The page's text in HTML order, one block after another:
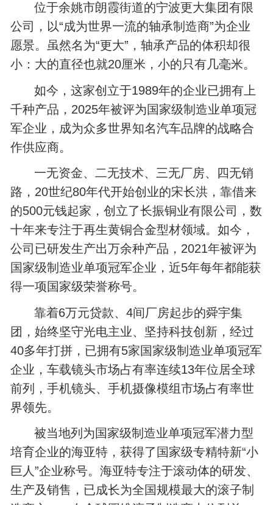
位于余姚市朗霞街道的宁波更大集团有限
公司，以“成为世界一流的轴承制造商”为企业
愿景。虽然名为“更大”，轴承产品的体积却很
小：大的直径也就20厘米，小的只有几毫米。
如今，这家创立于1989年的企业已拥有上
千种产品，2025年被评为国家级制造业单项冠
军企业，成为众多世界知名汽车品牌的战略合
作供应商。
一无资金、二无技术、三无厂房、四无销
路，20世纪80年代开始创业的宋长洪，靠借来
的500元钱起家，创立了长振铜业有限公司，数
十年来专注于再生黄铜合金型材领域。如今，
公司已研发生产出万余种产品，2021年被评为
国家级制造业单项冠军企业，近5年每年都能获
得一项国家级荣誉称号。
靠着6万元贷款、4间厂房起步的舜宇集
团，始终坚守光电主业、坚持科技创新，经过
40多年打拼，已拥有5家国家级制造业单项冠军
企业，车载镜头市场占有率连续13年位居全球
前列，手机镜头、手机摄像模组市场占有率世
界领先。
被当地列为国家级制造业单项冠军潜力型
培育企业的海亚特，获得了国家级专精特新“小
巨人”企业称号。海亚特专注于滚动体的研发、
生产及销售，已成长为全国规模最大的滚子制